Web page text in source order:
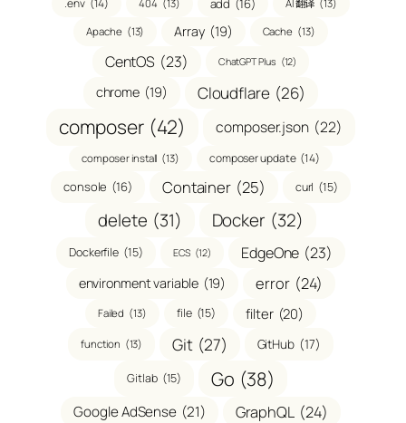
404 (13) add (16) AI 翻译 (13)
Apache (13) Array (19) Cache (13)
CentOS (23) ChatGPT Plus (12)
chrome (19) Cloudflare (26)
composer (42) composer.json (22)
composer install (13) composer update (14)
console (16) Container (25) curl (15)
delete (31) Docker (32)
Dockerfile (15) ECS (12) EdgeOne (23)
environment variable (19) error (24)
Failed (13) file (15) filter (20)
function (13) Git (27) GitHub (17)
Gitlab (15) Go (38)
Google AdSense (21) GraphQL (24)